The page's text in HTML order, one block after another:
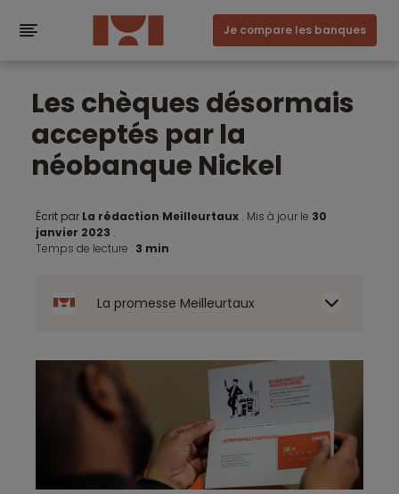
Je compare les banques
Les chèques désormais
acceptés par la
néobanque Nickel
Écrit par La rédaction Meilleurtaux . Mis à jour le 30
janvier 2023 .
Temps de lecture : 3 min
La promesse Meilleurtaux